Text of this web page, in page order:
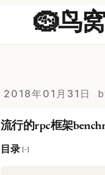
🪹鸟
2018年01月31日
流行的rpc框架
目录 [−]